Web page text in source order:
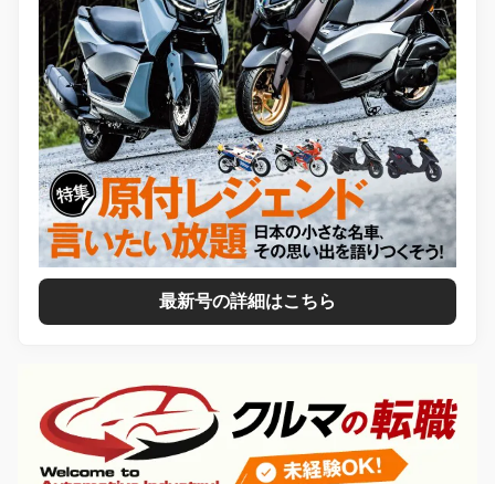
最新号の詳細はこちら